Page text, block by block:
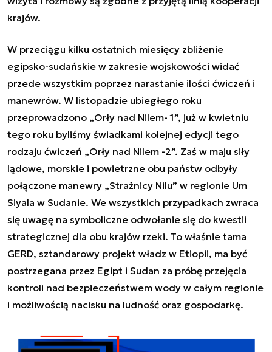
krajów.
W przeciągu kilku ostatnich miesięcy zbliżenie
egipsko-sudańskie w zakresie wojskowości widać
przede wszystkim poprzez narastanie ilości ćwiczeń i
manewrów. W listopadzie ubiegłego roku
przeprowadzono „Orły nad Nilem- 1”, już w kwietniu
tego roku byliśmy świadkami kolejnej edycji tego
rodzaju ćwiczeń „Orły nad Nilem -2”. Zaś w maju siły
lądowe, morskie i powietrzne obu państw odbyły
połączone manewry „Strażnicy Nilu” w regionie Um
Siyala w Sudanie. We wszystkich przypadkach zwraca
się uwagę na symboliczne odwołanie się do kwestii
strategicznej dla obu krajów rzeki. To właśnie tama
GERD, sztandarowy projekt władz w Etiopii, ma być
postrzegana przez Egipt i Sudan za próbę przejęcia
kontroli nad bezpieczeństwem wody w całym regionie
i możliwością nacisku na ludność oraz gospodarkę.